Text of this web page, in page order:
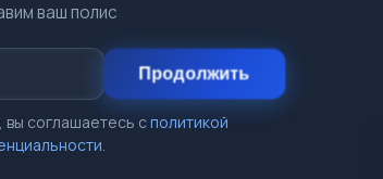
ваш полис
Продолжить
соглашаетесь сполитикой
.